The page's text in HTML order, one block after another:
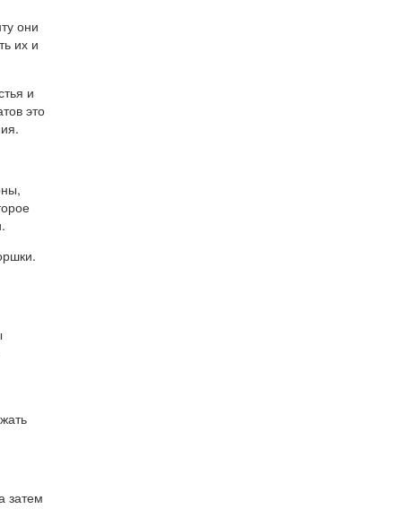
они
их и
и
это
затем